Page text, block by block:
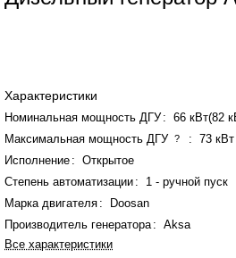
Характеристики
Номинальная мощность ДГУ:
66 кВт(82
Максимальная мощность ДГУ ? :
73
Исполнение :
Открытое
Степень автоматизации :
1 - ручной пуск
Марка двигателя :
Doosan
Производитель генератора:
Aksa
Все характеристики